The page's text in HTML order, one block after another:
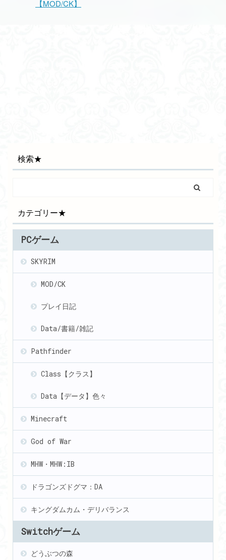
【MOD/CK】
検索★
カテゴリー★
PCゲーム
SKYRIM
MOD/CK
プレイ日記
Data/書籍/雑記
Pathfinder
Class【クラス】
Data【データ】色々
Minecraft
God of War
MHW・MHW:IB
ドラゴンズドグマ：DA
キングダムカム・デリバランス
Switchゲーム
どうぶつの森